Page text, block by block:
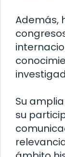
Además,
Su
su